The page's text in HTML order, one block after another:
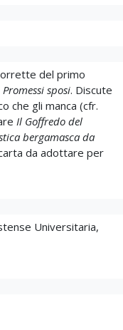
del primo
Promessi sposi. Discute
che gli manca (cfr.
Il Goffredo del
bergamasca da
da adottare per
Universitaria,